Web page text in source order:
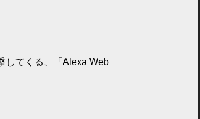
してくる、「Alexa Web